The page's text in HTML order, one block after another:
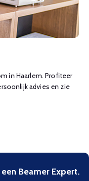
in Haarlem. Profiteer
advies en zie
Beamer Expert.